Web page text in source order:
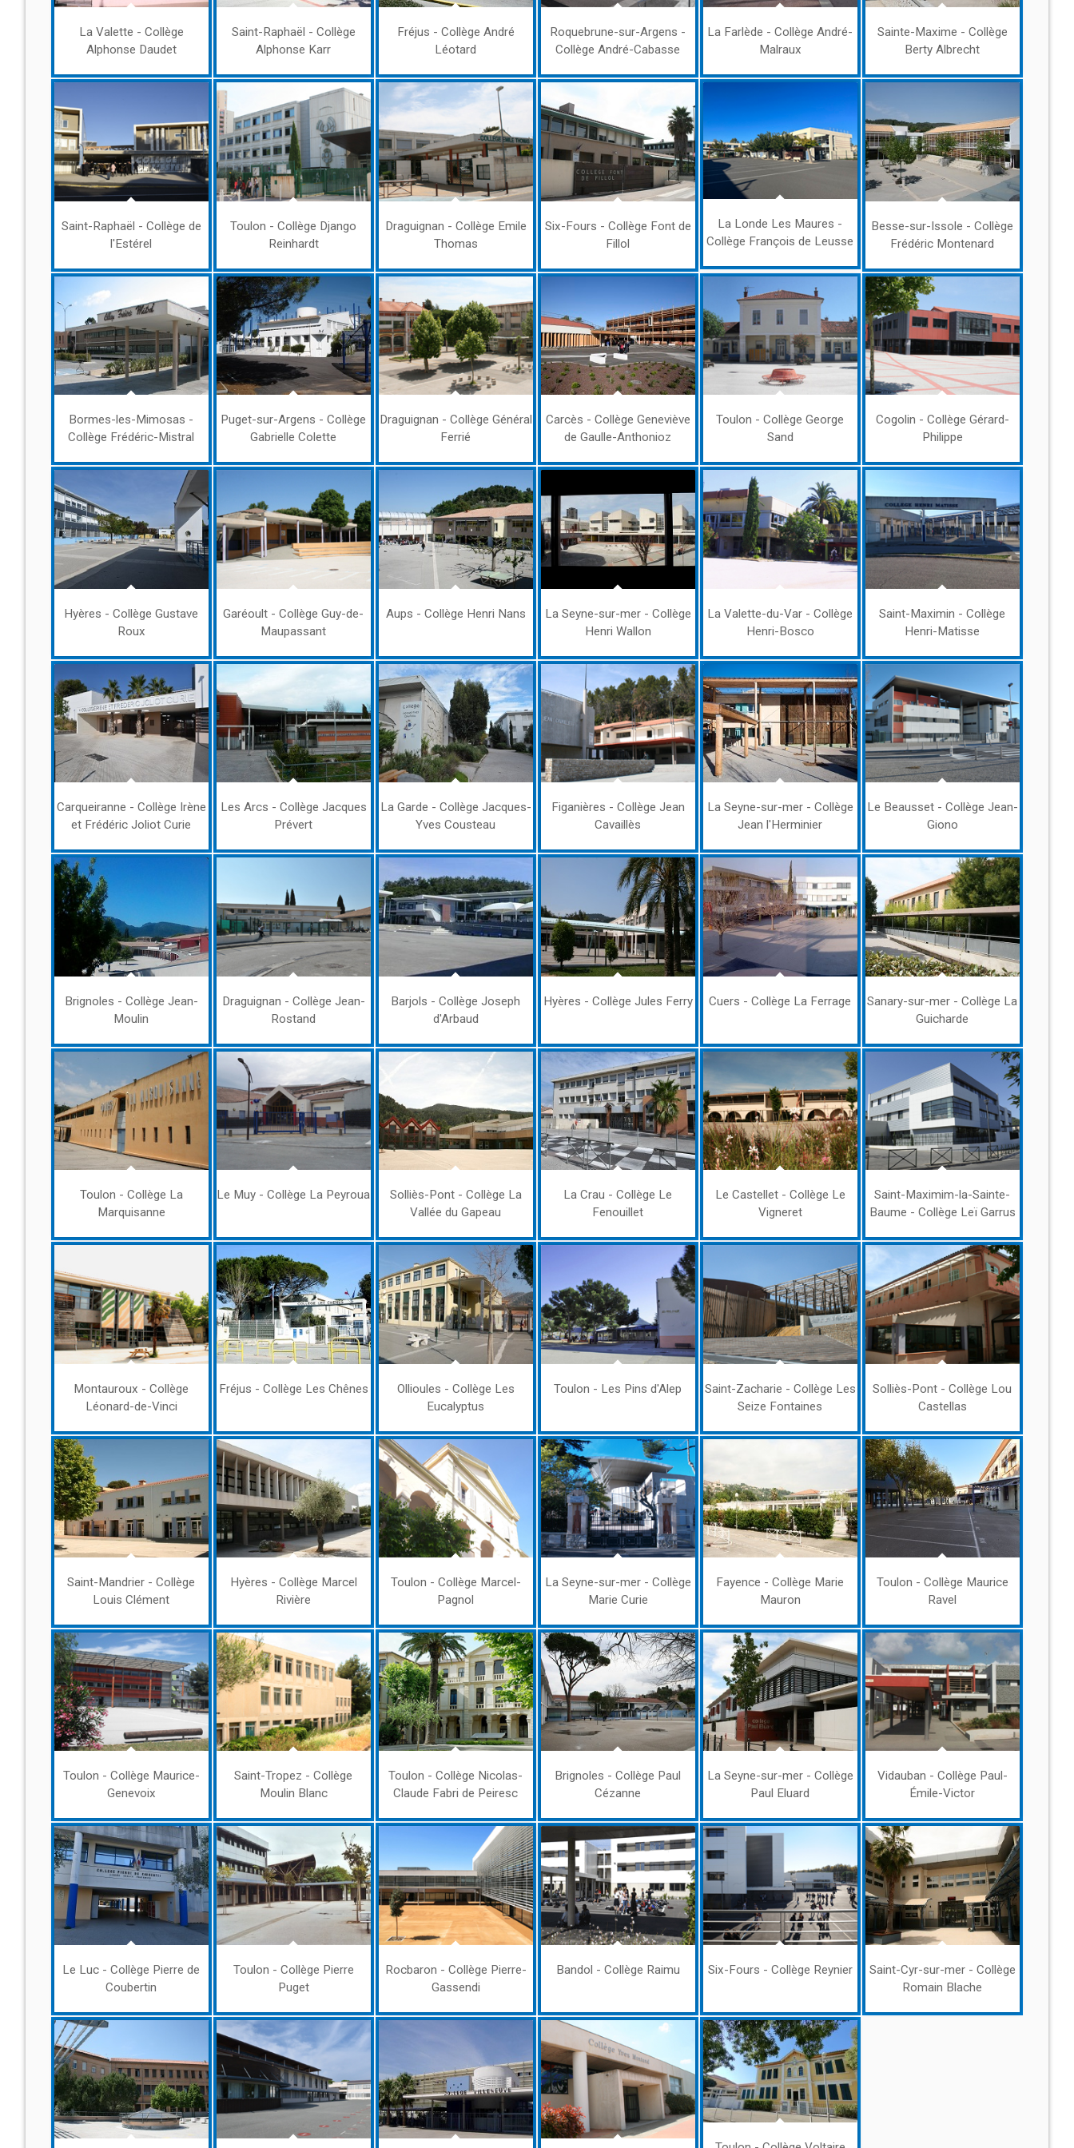
La Valette - Collège
Alphonse Daudet
Saint-Raphaël - Collège
Alphonse Karr
Fréjus - Collège André
Léotard
Roquebrune-sur-Argens -
Collège André-Cabasse
La Farlède - Collège André-
Malraux
Sainte-Maxime - Collège
Berty Albrecht
Saint-Raphaël - Collège de
l'Estérel
Toulon - Collège Django
Reinhardt
Draguignan - Collège Emile
Thomas
Six-Fours - Collège Font de
Fillol
La Londe Les Maures -
Collège François de Leusse
Besse-sur-Issole - Collège
Frédéric Montenard
Bormes-les-Mimosas -
Collège Frédéric-Mistral
Puget-sur-Argens - Collège
Gabrielle Colette
Draguignan - Collège Général
Ferrié
Carcès - Collège Geneviève
de Gaulle-Anthonioz
Toulon - Collège George
Sand
Cogolin - Collège Gérard-
Philippe
Hyères - Collège Gustave
Roux
Garéoult - Collège Guy-de-
Maupassant
Aups - Collège Henri Nans
La Seyne-sur-mer - Collège
Henri Wallon
La Valette-du-Var - Collège
Henri-Bosco
Saint-Maximin - Collège
Henri-Matisse
Carqueiranne - Collège Irène
et Frédéric Joliot Curie
Les Arcs - Collège Jacques
Prévert
La Garde - Collège Jacques-
Yves Cousteau
Figanières - Collège Jean
Cavaillès
La Seyne-sur-mer - Collège
Jean l'Herminier
Le Beausset - Collège Jean-
Giono
Brignoles - Collège Jean-
Moulin
Draguignan - Collège Jean-
Rostand
Barjols - Collège Joseph
d'Arbaud
Hyères - Collège Jules Ferry Cuers - Collège La Ferrage
Sanary-sur-mer - Collège La
Guicharde
Toulon - Collège La
Marquisanne
Le Muy - Collège La Peyroua
Solliès-Pont - Collège La
Vallée du Gapeau
La Crau - Collège Le
Fenouillet
Le Castellet - Collège Le
Vigneret
Saint-Maximim-la-Sainte-
Baume - Collège Leï Garrus
Montauroux - Collège
Léonard-de-Vinci
Fréjus - Collège Les Chênes
Ollioules - Collège Les
Eucalyptus
Toulon - Les Pins d'Alep
Saint-Zacharie - Collège Les
Seize Fontaines
Solliès-Pont - Collège Lou
Castellas
Saint-Mandrier - Collège
Louis Clément
Hyères - Collège Marcel
Rivière
Toulon - Collège Marcel-
Pagnol
La Seyne-sur-mer - Collège
Marie Curie
Fayence - Collège Marie
Mauron
Toulon - Collège Maurice
Ravel
Toulon - Collège Maurice-
Genevoix
Saint-Tropez - Collège
Moulin Blanc
Toulon - Collège Nicolas-
Claude Fabri de Peiresc
Brignoles - Collège Paul
Cézanne
La Seyne-sur-mer - Collège
Paul Eluard
Vidauban - Collège Paul-
Émile-Victor
Le Luc - Collège Pierre de
Coubertin
Toulon - Collège Pierre
Puget
Rocbaron - Collège Pierre-
Gassendi
Bandol - Collège Raimu Six-Fours - Collège Reynier
Saint-Cyr-sur-mer - Collège
Romain Blache